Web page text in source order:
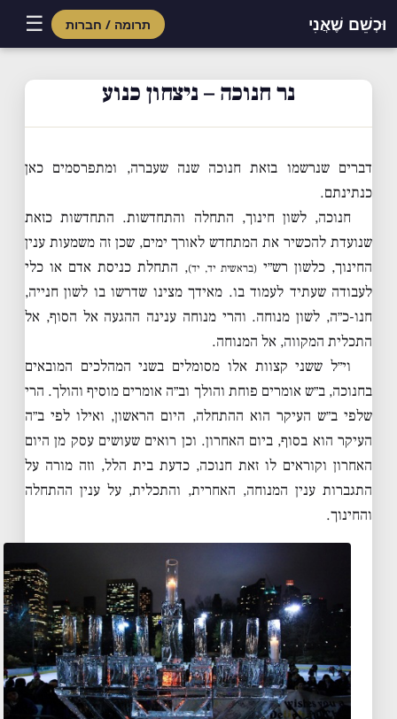
וּכְשֵׁם שֶׁאֲנִי תרומה / חברות ☰
נר חנוכה – ניצחון כנוע
דברים שנרשמו בזאת חנוכה שנה שעברה, ומתפרסמים כאן
כנתינתם.
חנוכה, לשון חינוך, התחלה והתחדשות. התחדשות כזאת
שנועדת להכשיר את המתחדש לאורך ימים, שכן זה משמעות ענין
החינוך, כלשון רש״י (בראשית יד, יד), התחלת כניסת אדם או כלי
לעבודה שעתיד לעמוד בו. מאידך מצינו שדרשו בו לשון חנייה,
חנו-כ״ה, לשון מנוחה. והרי מנוחה ענינה ההגעה אל הסוף, אל
התכלית המקווה, אל המנוחה.
וי״ל ששני קצוות אלו מסומלים בשני המהלכים המובאים
בחנוכה, ב״ש אומרים פוחת והולך וב״ה אומרים מוסיף והולך. הרי
שלפי ב״ש העיקר הוא ההתחלה, היום הראשון, ואילו לפי ב״ה
העיקר הוא בסוף, ביום האחרון. וכן רואים שעושים עסק מן היום
האחרון וקוראים לו זאת חנוכה, כדעת בית הלל, וזה מורה על
התגברות ענין המנוחה, האחרית, והתכלית, על ענין ההתחלה
והחינוך.